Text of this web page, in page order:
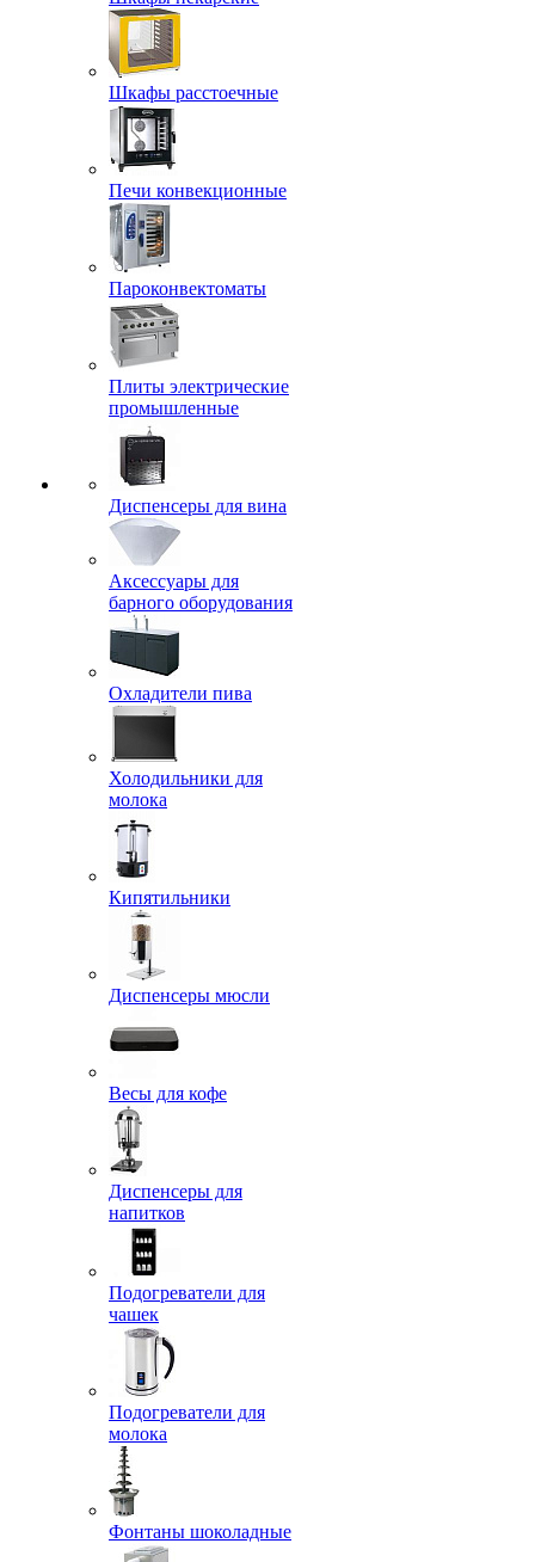
Шкафы расстоечные
Печи конвекционные
Пароконвектоматы
Плиты электрические
промышленные
Диспенсеры для вина
Аксессуары для
барного оборудования
Охладители пива
Холодильники для
молока
Кипятильники
Диспенсеры мюсли
Весы для кофе
Диспенсеры для
напитков
Подогреватели для
чашек
Подогреватели для
молока
Фонтаны шоколадные